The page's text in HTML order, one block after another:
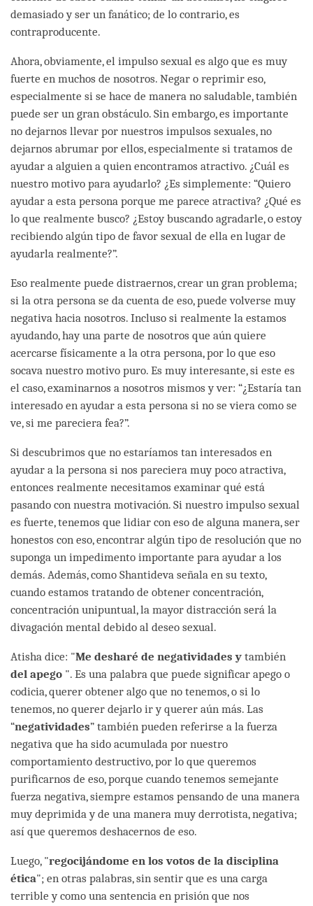
demasiado y ser un fanático; de lo contrario, es
contraproducente.
Ahora, obviamente, el impulso sexual es algo que es muy
fuerte en muchos de nosotros. Negar o reprimir eso,
especialmente si se hace de manera no saludable, también
puede ser un gran obstáculo. Sin embargo, es importante
no dejarnos llevar por nuestros impulsos sexuales, no
dejarnos abrumar por ellos, especialmente si tratamos de
ayudar a alguien a quien encontramos atractivo. ¿Cuál es
nuestro motivo para ayudarlo? ¿Es simplemente: “Quiero
ayudar a esta persona porque me parece atractiva? ¿Qué es
lo que realmente busco? ¿Estoy buscando agradarle, o estoy
recibiendo algún tipo de favor sexual de ella en lugar de
ayudarla realmente?”.
Eso realmente puede distraernos, crear un gran problema;
si la otra persona se da cuenta de eso, puede volverse muy
negativa hacia nosotros. Incluso si realmente la estamos
ayudando, hay una parte de nosotros que aún quiere
acercarse físicamente a la otra persona, por lo que eso
socava nuestro motivo puro. Es muy interesante, si este es
el caso, examinarnos a nosotros mismos y ver: “¿Estaría tan
interesado en ayudar a esta persona si no se viera como se
ve, si me pareciera fea?”.
Si descubrimos que no estaríamos tan interesados en
ayudar a la persona si nos pareciera muy poco atractiva,
entonces realmente necesitamos examinar qué está
pasando con nuestra motivación. Si nuestro impulso sexual
es fuerte, tenemos que lidiar con eso de alguna manera, ser
honestos con eso, encontrar algún tipo de resolución que no
suponga un impedimento importante para ayudar a los
demás. Además, como Shantideva señala en su texto,
cuando estamos tratando de obtener concentración,
concentración unipuntual, la mayor distracción será la
divagación mental debido al deseo sexual.
Atisha dice: "Me desharé de negatividades y también
del apego ". Es una palabra que puede significar apego o
codicia, querer obtener algo que no tenemos, o si lo
tenemos, no querer dejarlo ir y querer aún más. Las
“negatividades” también pueden referirse a la fuerza
negativa que ha sido acumulada por nuestro
comportamiento destructivo, por lo que queremos
purificarnos de eso, porque cuando tenemos semejante
fuerza negativa, siempre estamos pensando de una manera
muy deprimida y de una manera muy derrotista, negativa;
así que queremos deshacernos de eso.
Luego, "regocijándome en los votos de la disciplina
ética"; en otras palabras, sin sentir que es una carga
terrible y como una sentencia en prisión que nos